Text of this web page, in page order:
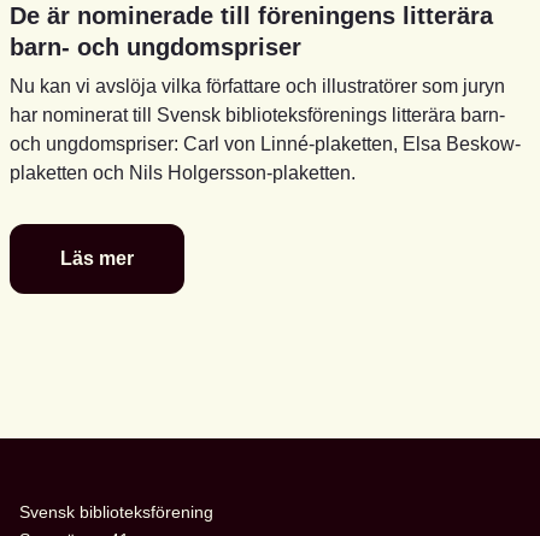
De är nominerade till föreningens litterära
barn- och ungdomspriser
Nu kan vi avslöja vilka författare och illustratörer som juryn
har nominerat till Svensk biblioteksförenings litterära barn-
och ungdomspriser: Carl von Linné-plaketten, Elsa Beskow-
plaketten och Nils Holgersson-plaketten.
Läs mer
De
är
barn-
ungdomspriser
Svensk biblioteksförening